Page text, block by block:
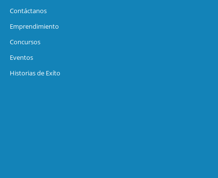
Contáctanos
Emprendimiento
Concursos
Eventos
Historias de Exíto